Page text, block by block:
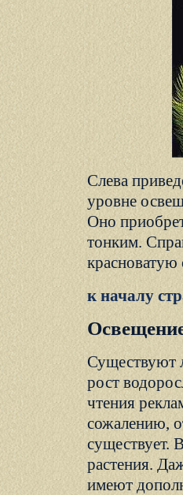
Слева
уровне
Оно
тонким.
красноватую
к началу
Существуют
рост
чтения
сожалению,
существует.
растения.
имеют